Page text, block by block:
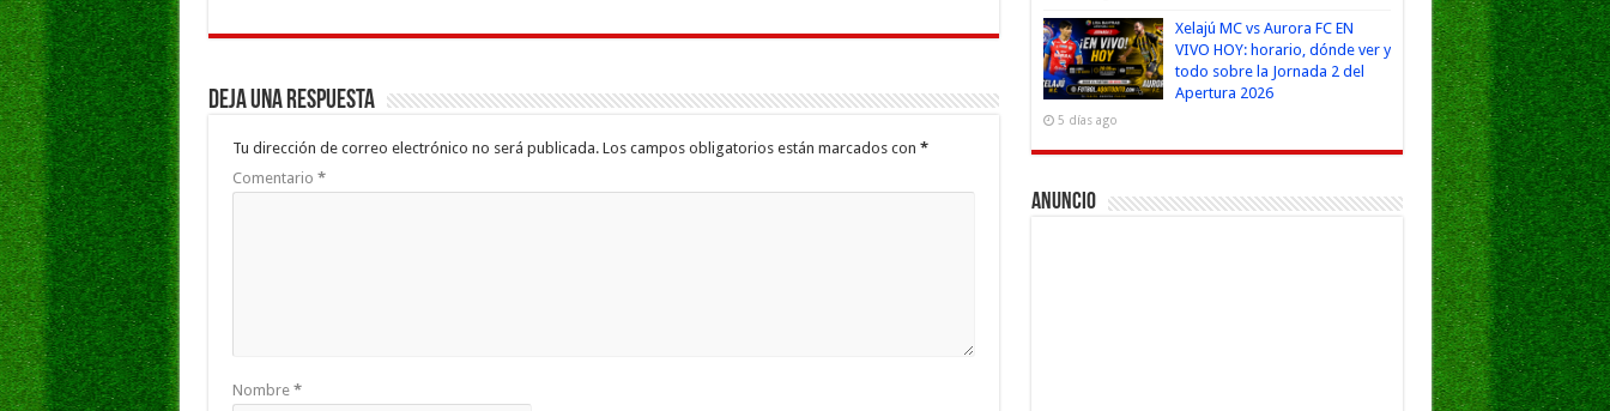
Deja una respuesta
Tu dirección de correo electrónico no será publicada. Los campos obligatorios están marcados con *
Comentario *
Nombre *
Xelajú MC vs Aurora FC EN
VIVO HOY: horario, dónde ver y
todo sobre la Jornada 2 del
Apertura 2026
5 días ago
Anuncio